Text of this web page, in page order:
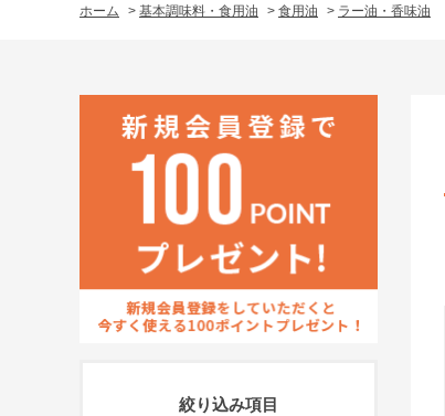
ホーム > 基本調味料・食用油 > 食用油 > ラー油・香味油
絞り込み項目